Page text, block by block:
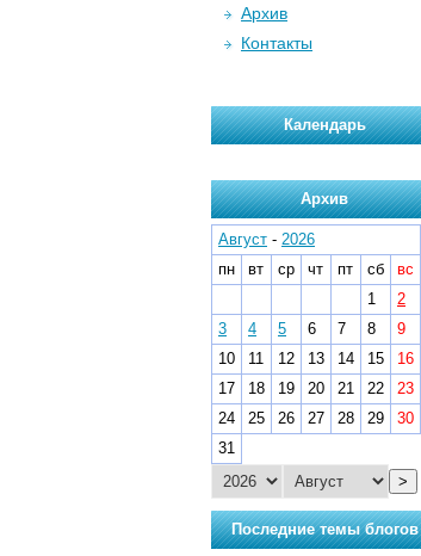
Архив
Контакты
Календарь
Архив
Август - 2026
пн
вт ср чт пт сб
вс
1
2
3
4 5 6 7 8
9
10
11 12 13 14 15
16
17
18 19 20 21 22
23
24
25 26 27 28 29
30
31
>
Последние темы блогов